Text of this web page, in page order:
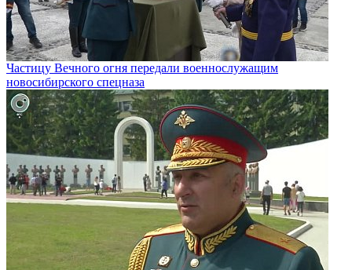
Частицу Вечного огня передали военнослужащим
новосибирского спецназа